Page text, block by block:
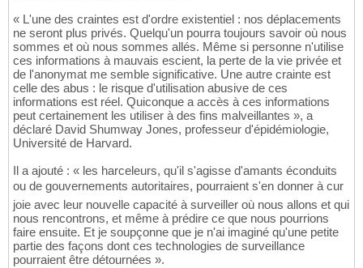
« L'une des craintes est d'ordre existentiel : nos déplacements
ne seront plus privés. Quelqu'un pourra toujours savoir où nous
sommes et où nous sommes allés. Même si personne n'utilise
ces informations à mauvais escient, la perte de la vie privée et
de l'anonymat me semble significative. Une autre crainte est
celle des abus : le risque d'utilisation abusive de ces
informations est réel. Quiconque a accès à ces informations
peut certainement les utiliser à des fins malveillantes », a
déclaré David Shumway Jones, professeur d'épidémiologie,
Université de Harvard.
Il a ajouté : « les harceleurs, qu'il s'agisse d'amants éconduits
ou de gouvernements autoritaires, pourraient s'en donner à cur
joie avec leur nouvelle capacité à surveiller où nous allons et qui
nous rencontrons, et même à prédire ce que nous pourrions
faire ensuite. Et je soupçonne que je n'ai imaginé qu'une petite
partie des façons dont ces technologies de surveillance
pourraient être détournées ».